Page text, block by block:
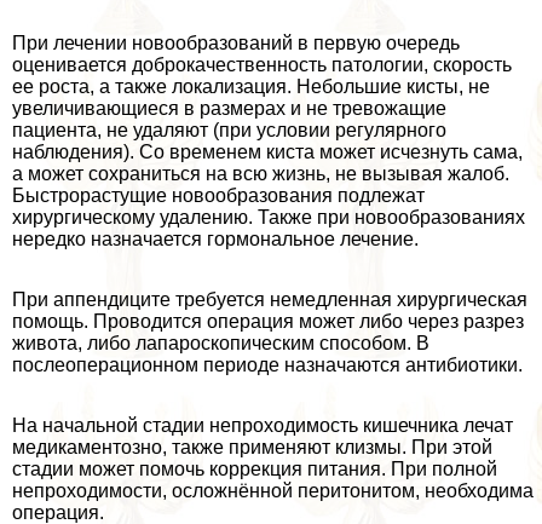
При лечении новообразований в первую очередь
оценивается доброкачественность патологии, скорость
ее роста, а также локализация. Небольшие кисты, не
увеличивающиеся в размерах и не тревожащие
пациента, не удаляют (при условии регулярного
наблюдения). Со временем киста может исчезнуть сама,
а может сохраниться на всю жизнь, не вызывая жалоб.
Быстрорастущие новообразования подлежат
хирургическому удалению. Также при новообразованиях
нередко назначается гормональное лечение.
При аппендиците требуется немедленная хирургическая
помощь. Проводится операция может либо через разрез
живота, либо лапароскопическим способом. В
послеоперационном периоде назначаются антибиотики.
На начальной стадии непроходимость кишечника лечат
медикаментозно, также применяют клизмы. При этой
стадии может помочь коррекция питания. При полной
непроходимости, осложнённой перитонитом, необходима
операция.